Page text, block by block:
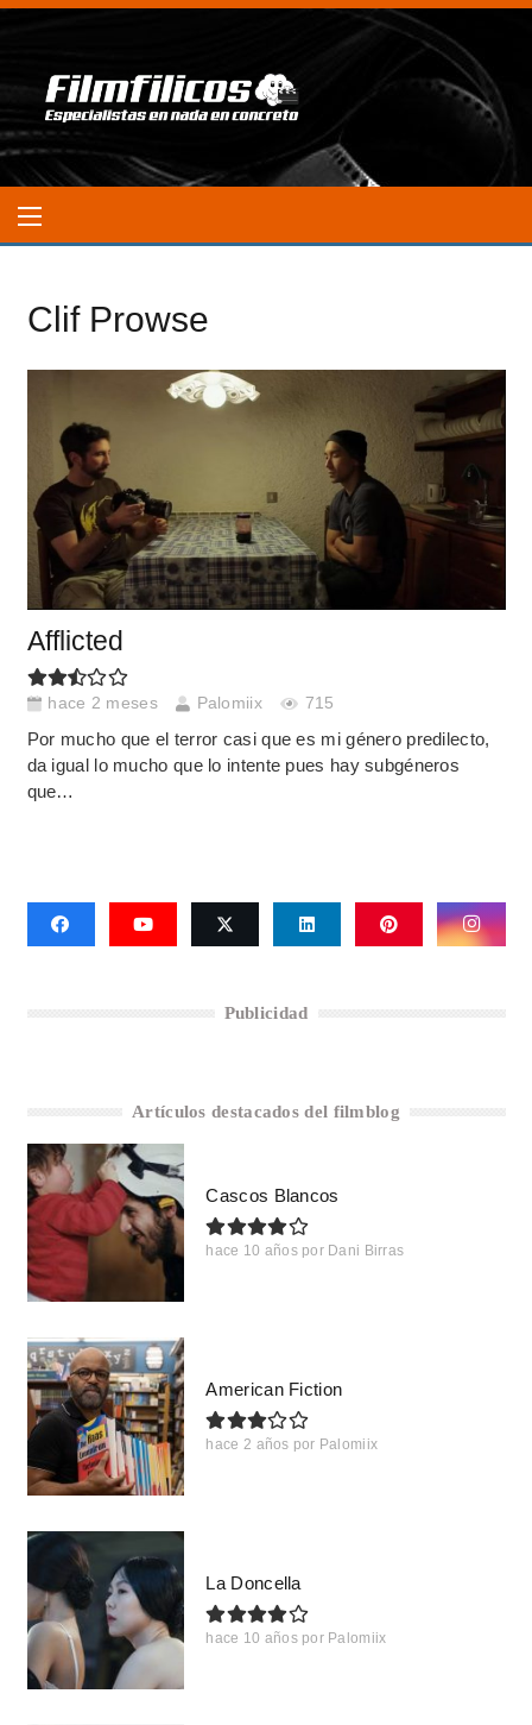
Clif Prowse
Afflicted
hace 2 meses Palomiix 715
Por mucho que el terror casi que es mi género predilecto,
da igual lo mucho que lo intente pues hay subgéneros
que…
Publicidad
Artículos destacados del filmblog
Cascos Blancos
hace 10 años por Dani Birras
American Fiction
hace 2 años por Palomiix
La Doncella
hace 10 años por Palomiix